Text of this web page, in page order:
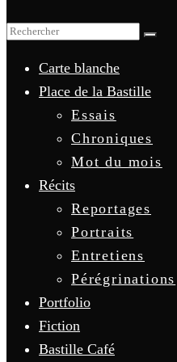
Carte blanche
Place de la Bastille
Essais
Chroniques
Mot du mois
Récits
Reportages
Portraits
Entretiens
Pérégrinations
Portfolio
Fiction
Bastille Café